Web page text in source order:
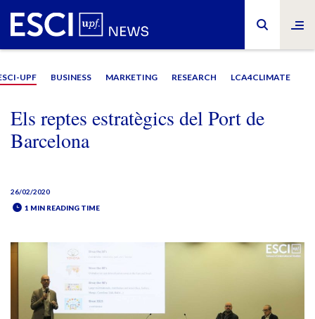
UPF BUSINESS MARKETING RESEARCH LCA4CLIMATE
Els reptes estratègics del Port de
Barcelona
26/02/2020
1 MIN READING TIME